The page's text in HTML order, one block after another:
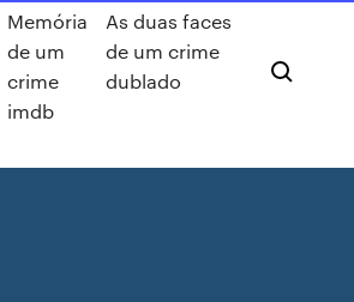
Memória
de um
crime
imdb
As duas faces
de um crime
dublado